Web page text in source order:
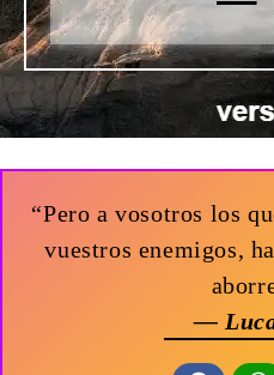
“Pero a vosotros los
vuestros enemigos,
—